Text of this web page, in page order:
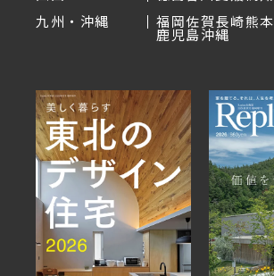
九州・沖縄
福岡佐賀長崎熊本
鹿児島沖縄